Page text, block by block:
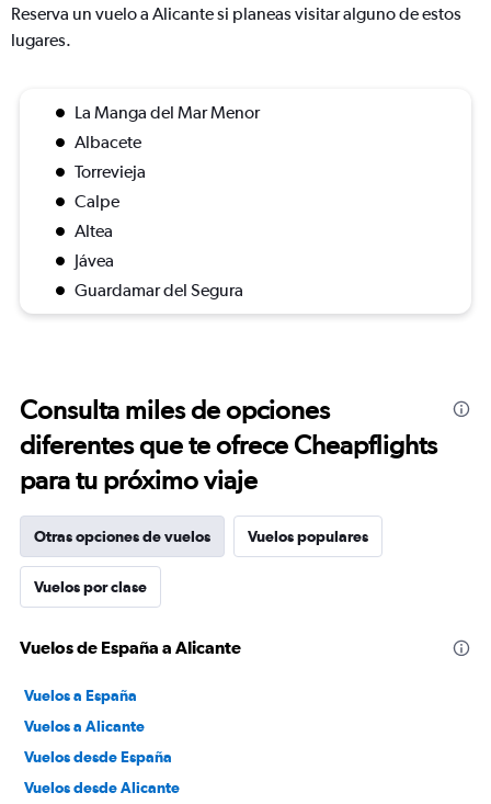
Reserva un vuelo a Alicante si planeas visitar alguno de estos
lugares.
La Manga del Mar Menor
Albacete
Torrevieja
Calpe
Altea
Jávea
Guardamar del Segura
Consulta miles de opciones
diferentes que te ofrece Cheapflights
para tu próximo viaje
Otras opciones de vuelos Vuelos populares
Vuelos por clase
Vuelos de España a Alicante
Vuelos a España
Vuelos a Alicante
Vuelos desde España
Vuelos desde Alicante